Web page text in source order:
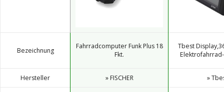
Bezeichnung
Fahrradcomputer Funk Plus 18
Fkt.
Tbest
Elektrofahrrad-
Hersteller » FISCHER »